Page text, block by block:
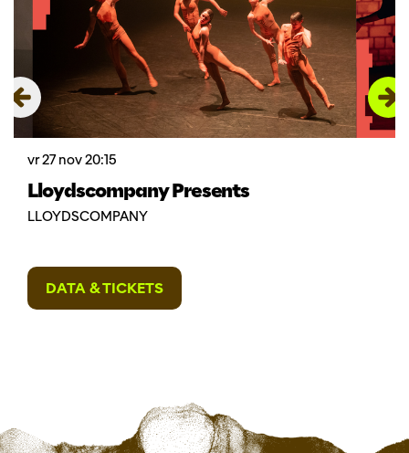
Lloydscompany Presents
LLOYDSCOMPANY
vr 27 nov20:15
DATA & TICKETS